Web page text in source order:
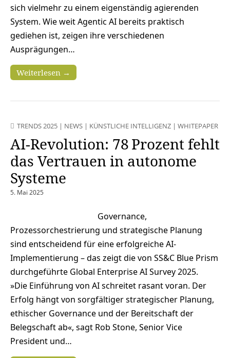
sich vielmehr zu einem eigenständig agierenden
System. Wie weit Agentic AI bereits praktisch
gediehen ist, zeigen ihre verschiedenen
Ausprägungen…
Weiterlesen →
TRENDS 2025 | NEWS | KÜNSTLICHE INTELLIGENZ | WHITEPAPER
AI-Revolution: 78 Prozent fehlt
das Vertrauen in autonome
Systeme
5. Mai 2025
Governance,
Prozessorchestrierung und strategische Planung
sind entscheidend für eine erfolgreiche AI-
Implementierung – das zeigt die von SS&C Blue Prism
durchgeführte Global Enterprise AI Survey 2025.
»Die Einführung von AI schreitet rasant voran. Der
Erfolg hängt von sorgfältiger strategischer Planung,
ethischer Governance und der Bereitschaft der
Belegschaft ab«, sagt Rob Stone, Senior Vice
President und…